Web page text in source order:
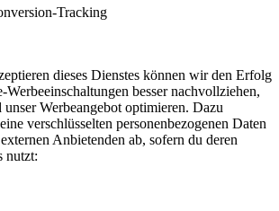
Tracking
dieses Dienstes können wir den Erfolg
Werbeeinschaltungen besser nachvollziehen,
unser Werbeangebot optimieren. Dazu
verschlüsselten personenbezogenen Daten
Anbietenden ab, sofern du deren
nutzt: